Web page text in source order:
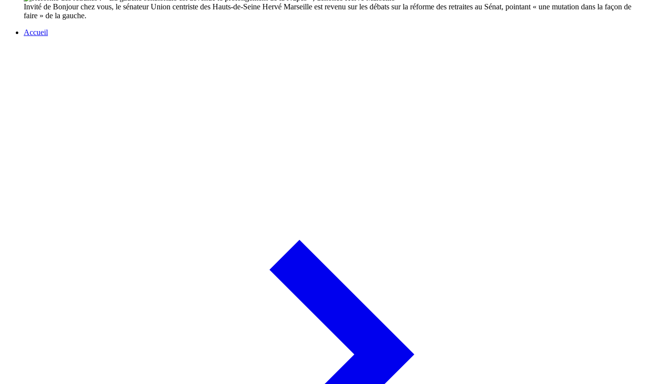
Invité de Bonjour chez vous, le sénateur Union centriste des Hauts-de-Seine Hervé Marseille est revenu sur les débats sur la réforme des retraites au Sénat, pointant « une mutation dans la façon de
faire » de la gauche.
Accueil